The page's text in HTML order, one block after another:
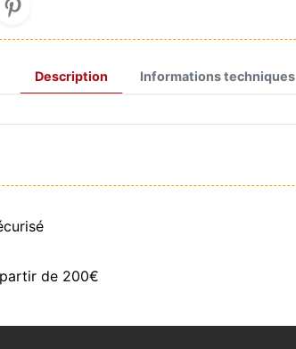
Description Informations techniques
de 200€